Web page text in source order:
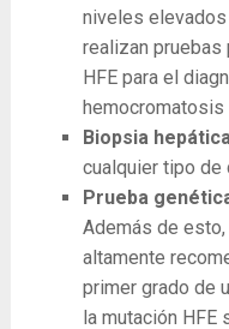
niveles
realizan pruebas
HFE para el
hemocromatosis
Biopsia
cualquier tipo de
Prueba
Además de
altamente
primer grado de
la mutación HFE